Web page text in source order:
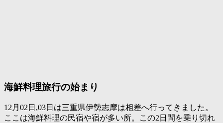
海鮮料理旅行の始まり
12月02日,03日は三重県伊勢志摩は相差へ行ってきました。
ここは海鮮料理の民宿や宿が多い所。この2日間を乗り切れ